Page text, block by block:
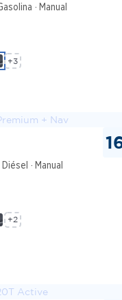
Manual
+3
Diésel
Manual
+2